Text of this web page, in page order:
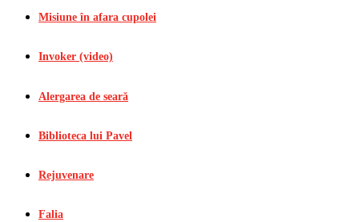
Misiune în afara cupolei
Invoker (video)
Alergarea de seară
Biblioteca lui Pavel
Rejuvenare
Falia